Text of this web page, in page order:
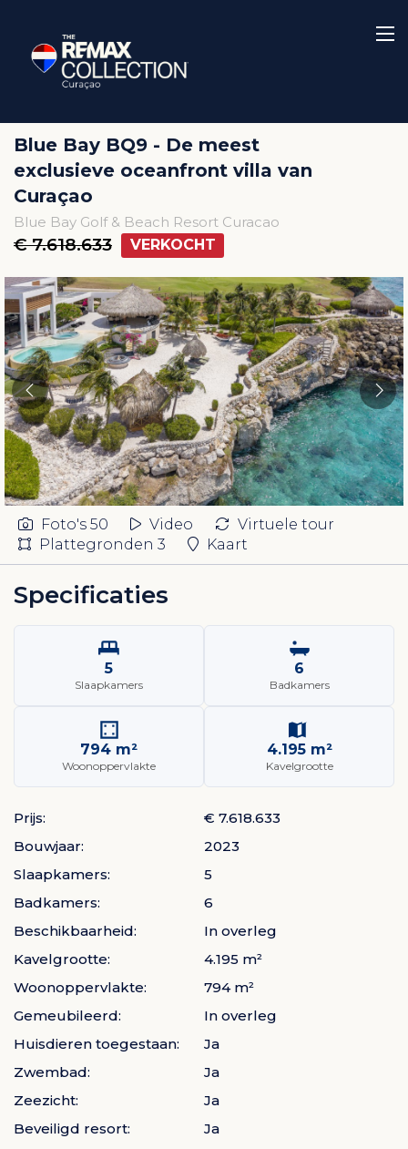
Blue Bay BQ9 - De meest
exclusieve oceanfront villa van
Curaçao
Blue Bay Golf & Beach Resort Curacao
€ 7.618.633 VERKOCHT
Foto's 50 Video
Virtuele tour
Plattegronden 3 Kaart
Specificaties
5
Slaapkamers
6
Badkamers
794 m²
Woonoppervlakte
4.195 m²
Kavelgrootte
Prijs:
€ 7.618.633
Bouwjaar:
2023
Slaapkamers:
5
Badkamers:
6
Beschikbaarheid:
In overleg
Kavelgrootte:
4.195 m²
Woonoppervlakte:
794 m²
Gemeubileerd:
In overleg
Huisdieren toegestaan:
Ja
Zwembad:
Ja
Zeezicht:
Ja
Beveiligd resort:
Ja